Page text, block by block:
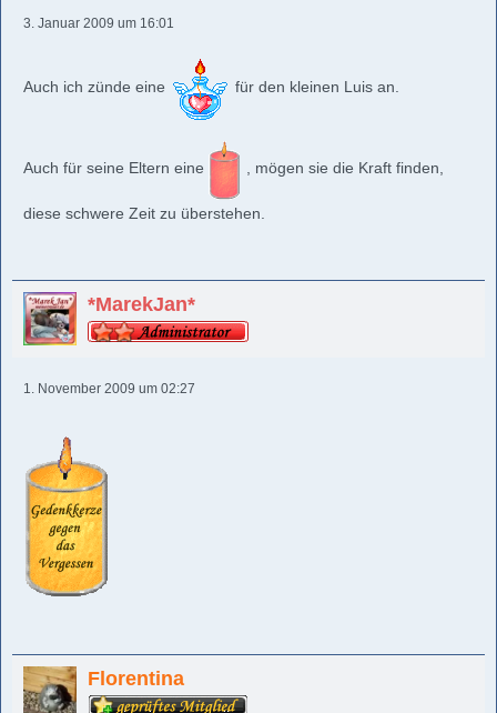
3. Januar 2009 um 16:01
Auch ich zünde eine für den kleinen Luis an.
Auch für seine Eltern eine , mögen sie die Kraft finden,
diese schwere Zeit zu überstehen.
*MarekJan*
1. November 2009 um 02:27
Florentina